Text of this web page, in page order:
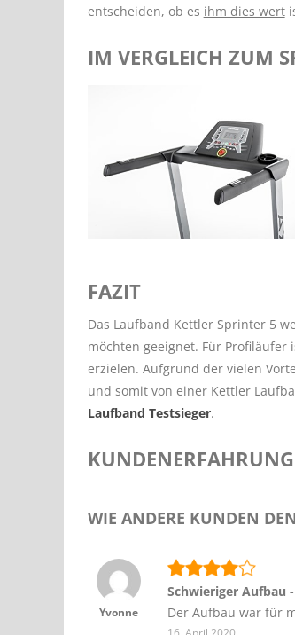
entscheiden, ob es ihm dies wert
IM VERGLEICH ZUM
FAZIT
Das Laufband Kettler Sprinter 5
möchten geeignet. Für Profiläufer
erzielen. Aufgrund der vielen
und somit von einer Kettler
Laufband Testsieger.
WIE ANDERE KUNDEN
Yvonne
Schwieriger Aufbau
Der Aufbau war für